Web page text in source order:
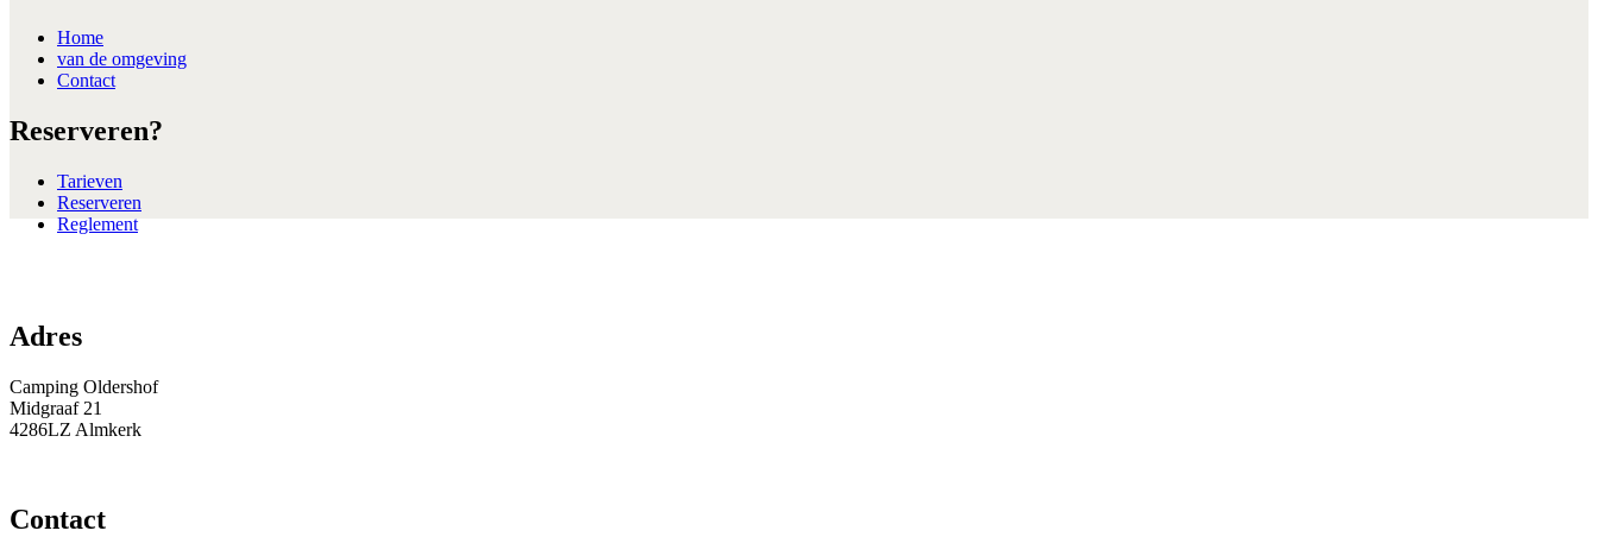
Home
van de omgeving
Contact
Reserveren?
Tarieven
Reserveren
Reglement
Adres
Camping Oldershof
Midgraaf 21
4286LZ Almkerk
Contact